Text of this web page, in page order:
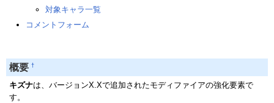
対象キャラ一覧
コメントフォーム
概要 †
キズナは、バージョンX.Xで追加されたモディファイアの強化要素で
す。